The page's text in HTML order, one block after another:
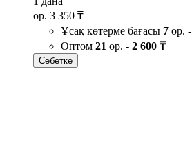
ор. 3 350 ₸
Ұсақ көтерме бағасы 7 ор. -
Оптом 21 ор. - 2 600 ₸
Себетке